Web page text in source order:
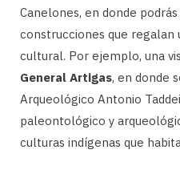
Canelones, en donde
construcciones que
cultural. Por ejemplo, una
General Artigas, en donde
Arqueológico Antonio
paleontológico y
culturas indígenas que